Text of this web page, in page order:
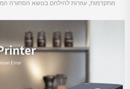
מתקדמות, עוזרות להילחם בנושא הסחורה